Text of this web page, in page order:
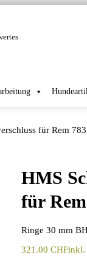
für Rem 783
HMS
für
Ringe 30 mm
321.00CHFinkl.